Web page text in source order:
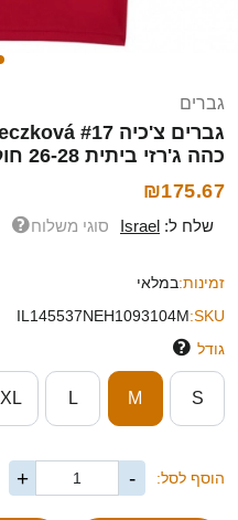
גברים
כהה ג'רזי ביתית 26-28 חולצה קצרה
₪175.67
שלח ל: Israel סוגי משלוח
זמינות:במלאי
SKU:
IL145537NEH1093104M
גודל
S
M
L
XL
הוסף לסל: -
+